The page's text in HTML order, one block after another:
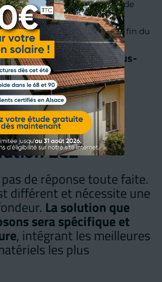
et intérêts du porteur de
administratif du début à la fin du
votre installation sans sous-
Q19
ECE
pas de réponse toute faite.
différent et nécessite une
La solution que
sera spécifique et
, intégrant les meilleures
les plus